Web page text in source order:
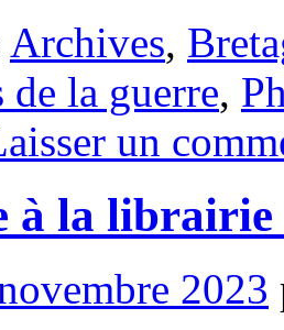
Archives,
de la guerre,
un
à la librairie
2023